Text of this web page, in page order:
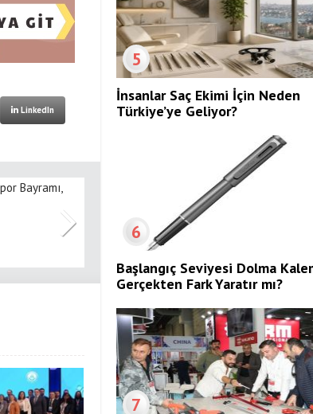
LinkedIn
5
İnsanlar Saç Ekimi İçin Neden
Türkiye’ye Geliyor?
6
Başlangıç Seviyesi Dolma
Gerçekten Fark Yaratır mı?
7